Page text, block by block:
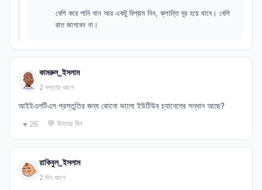
বেশি করে পানি খান আর একটু বিশ্রাম নিন, ক্লান্তি দূর হয়ে যাবে। বেশি
রাত জাগবেন না।
কামরুল_ইসলাম
2 সপ্তাহ আগে
আইইএলটিএস প্রস্তুতির জন্য কোনো ভালো ইউটিউব চ্যানেলের সন্ধান আছে?
♥ 26 💬 উত্তর দিন
রাকিবুল_ইসলাম
2 দিন আগে